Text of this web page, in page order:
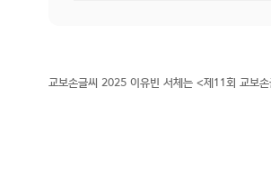
교보손글씨 2025 이유빈 서체는 <제11회 교보